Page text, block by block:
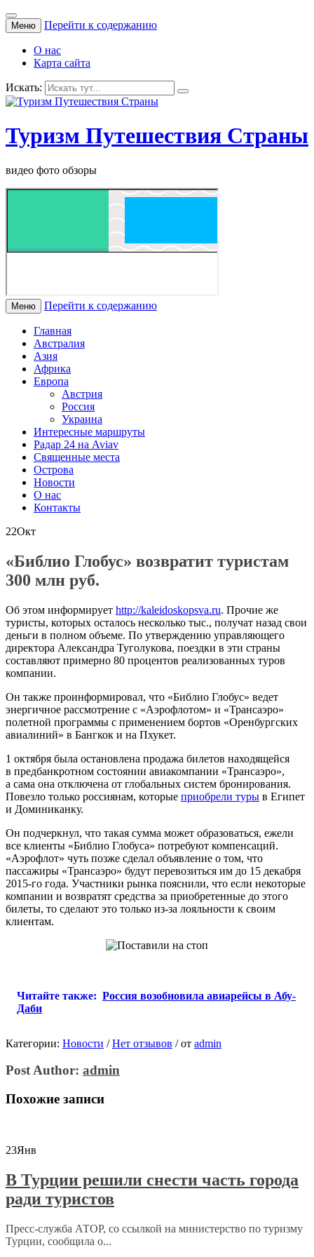
Меню Перейти к содержанию
О нас
Карта сайта
Искать:
Туризм Путешествия Страны
видео фото обзоры
Меню Перейти к содержанию
Главная
Австралия
Азия
Африка
Европа
Австрия
Россия
Украина
Интересные маршруты
Радар 24 на Aviav
Священные места
Острова
Новости
О нас
Контакты
22Окт
«Библио Глобус» возвратит туристам
300 млн руб.
Об этом информирует http://kaleidoskopsva.ru. Прочие же
туристы, которых осталось несколько тыс., получат назад свои
деньги в полном объеме. По утверждению управляющего
директора Александра Туголукова, поездки в эти страны
составляют примерно 80 процентов реализованных туров
компании.
Он также проинформировал, что «Библио Глобус» ведет
энергичное рассмотрение с «Аэрофлотом» и «Трансаэро»
полетной программы с применением бортов «Оренбургских
авиалиний» в Бангкок и на Пхукет.
1 октября была остановлена продажа билетов находящейся
в предбанкротном состоянии авиакомпании «Трансаэро»,
а сама она отключена от глобальных систем бронирования.
Повезло только россиянам, которые приобрели туры в Египет
и Доминиканку.
Он подчеркнул, что такая сумма может образоваться, ежели
все клиенты «Библио Глобуса» потребуют компенсаций.
«Аэрофлот» чуть позже сделал объявление о том, что
пассажиры «Трансаэро» будут перевозиться им до 15 декабря
2015-го года. Участники рынка пояснили, что если некоторые
компании и возвратят средства за приобретенные до этого
билеты, то сделают это только из-за лояльности к своим
клиентам.
Читайте также: Россия возобновила авиарейсы в Абу-
Даби
Категории: Новости / Нет отзывов /от admin
Post Author: admin
Похожие записи
23Янв
В Турции решили снести часть города
ради туристов
Пресс-служба АТОР, со ссылкой на министерство по туризму
Турции, сообщила о...